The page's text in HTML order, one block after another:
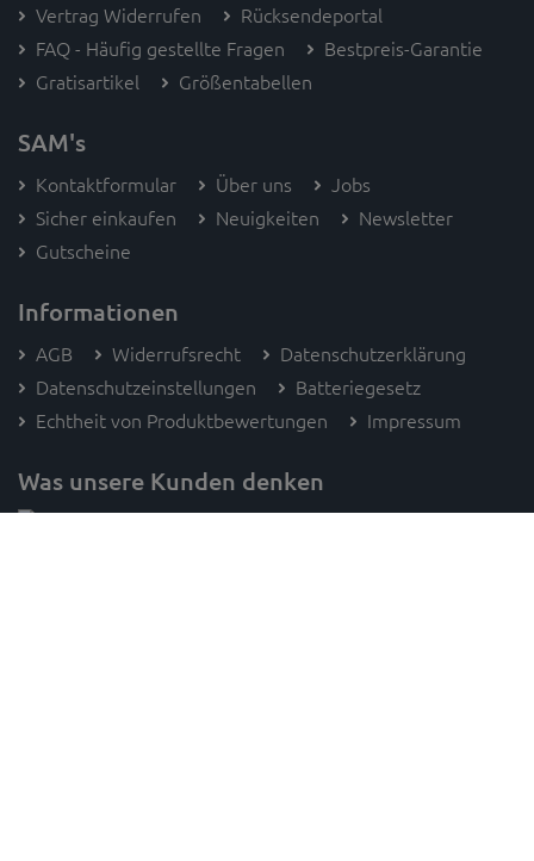
Vertrag Widerrufen
Rücksendeportal
FAQ - Häufig gestellte Fragen
Bestpreis-Garantie
Gratisartikel
Größentabellen
SAM's
Kontaktformular Über uns
Jobs
Sicher einkaufen
Neuigkeiten
Newsletter
Gutscheine
Informationen
AGB Widerrufsrecht
Datenschutzerklärung
Datenschutzeinstellungen
Batteriegesetz
Echtheit von Produktbewertungen
Impressum
Was unsere Kunden denken